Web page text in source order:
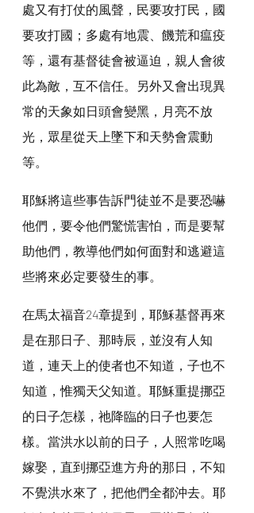
處又有打仗的風聲，民要攻打民，國
要攻打國；多處有地震、饑荒和瘟疫
等，還有基督徒會被逼迫，親人會彼
此為敵，互不信任。另外又會出現異
常的天象如日頭會變黑，月亮不放
光，眾星從天上墜下和天勢會震動
等。
耶穌將這些事告訴門徒並不是要恐嚇
他們，要令他們驚慌害怕，而是要幫
助他們，教導他們如何面對和逃避這
些將來必定要發生的事。
在馬太福音24章提到，耶穌基督再來
是在那日子、那時辰，並沒有人知
道，連天上的使者也不知道，子也不
知道，惟獨天父知道。耶穌重提挪亞
的日子怎樣，祂降臨的日子也要怎
樣。當洪水以前的日子，人照常吃喝
嫁娶，直到挪亞進方舟的那日，不知
不覺洪水來了，把他們全都沖去。耶